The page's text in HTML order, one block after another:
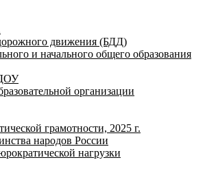
движения (БДД)
и начального общего образования
организации
грамотности, 2025 г.
народов России
нагрузки